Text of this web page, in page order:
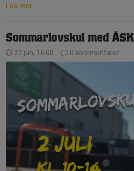
Läs mer
Sommarlovskul med ÅSK
22 jun, 16:00 0 kommentarer